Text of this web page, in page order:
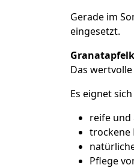
Gerade im
eingesetzt.
Das
Es eignet
reife und
trockene
Pflege